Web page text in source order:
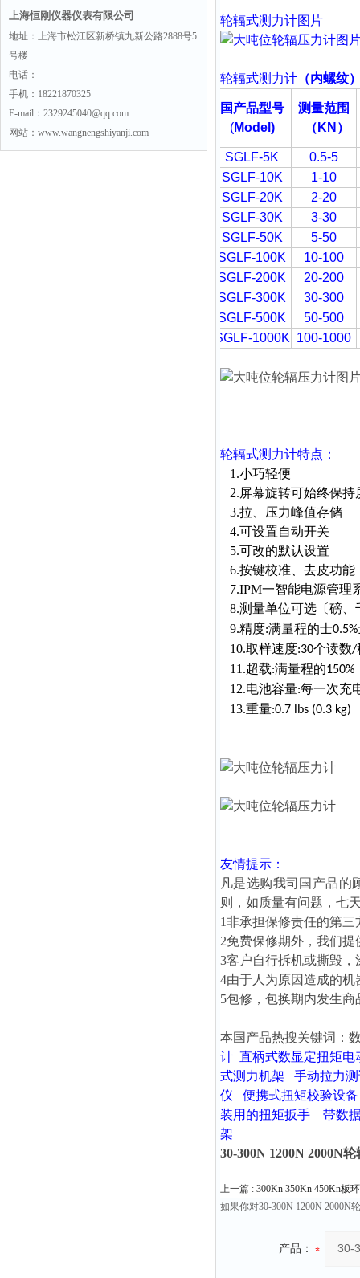
上海恒刚仪器仪表有限公司
地址：上海市松江区新桥镇九新公路2888号5
号楼
电话：
手机：18221870325
E-mail：2329245040@qq.com
网站：www.wangnengshiyanji.com
轮辐式测力计图片
轮辐式测力计 （内螺纹
国产品型号
(Model)
测量范围
（ KN ）
SGLF-5K
0.5-5
SGLF-10K
1-10
SGLF-20K
2-20
SGLF-30K
3-30
SGLF-50K
5-50
SGLF-100K
10-100
SGLF-200K
20-200
SGLF-300K
30-300
SGLF-500K
50-500
SGLF-1000K 100-1000
轮辐式测力计特点：
1.小巧轻便
2.屏幕旋转可始终保持
3.拉、压力峰值存储
4.可设置自动开关
5.可改的默认设置
6.按键校准、去皮功能
7.IPM一智能电源管理
8.测量单位可选〔磅、
9.精度:满量程的士0.5%
10.取样速度:30个读数/
11.超载:满量程的150%
12.电池容量:每一次充
13.重量:0.7 lbs (0.3 kg)
友情提示：
凡是选购我司国产品的
则，如质量有问题，七
1非承担保修责任的第
2免费保修期外，我们
3客户自行拆机或撕毁
4由于人为原因造成的
5包修，包换期内发生
本国产品热搜关键词：
计 直柄式数显定扭矩电
式测力机架
手动拉力
仪
便携式扭矩校验设备
装用的扭矩扳手
带数
架
30-300N 1200N 2000N
上一篇 : 300Kn 350Kn 450Kn板
如果你对30-300N 1200N
产品：